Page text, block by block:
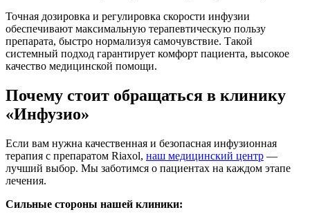
Точная дозировка и регулировка скорости инфузии
обеспечивают максимальную терапевтическую пользу
препарата, быстро нормализуя самочувствие. Такой
системный подход гарантирует комфорт пациента, высокое
качество медицинской помощи.
Почему стоит обращаться в клинику
«Инфузио»
Если вам нужна качественная и безопасная инфузионная
терапия с препаратом Riaxol, наш медицинский центр —
лучший выбор. Мы заботимся о пациентах на каждом этапе
лечения.
Сильные стороны нашей клиники: